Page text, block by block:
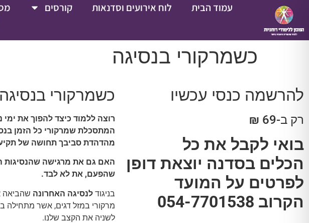
עמוד הבית לוח אירועים וסדנאות קורסים
כשמרקורי בנסיגה
להרשמה כנסי עכשיו
רק ב-69 ₪
בואי לקבל את כל
הכלים בסדנה יוצאת דופן
לפרטים על המועד
הקרוב 054-7701538
כשמרקורי
רוצה ללמוד כיצד להפוך את ימי
המתסכלת שמרקורי כל הזמן
מהדהדת סביבך תחושה של
האם גם את מרגישה שהנסיגות
שהפעם, את לא לבד.
בניגוד לנסיגה האחרונה שהביאה
לשניה את הקצב שלנו.